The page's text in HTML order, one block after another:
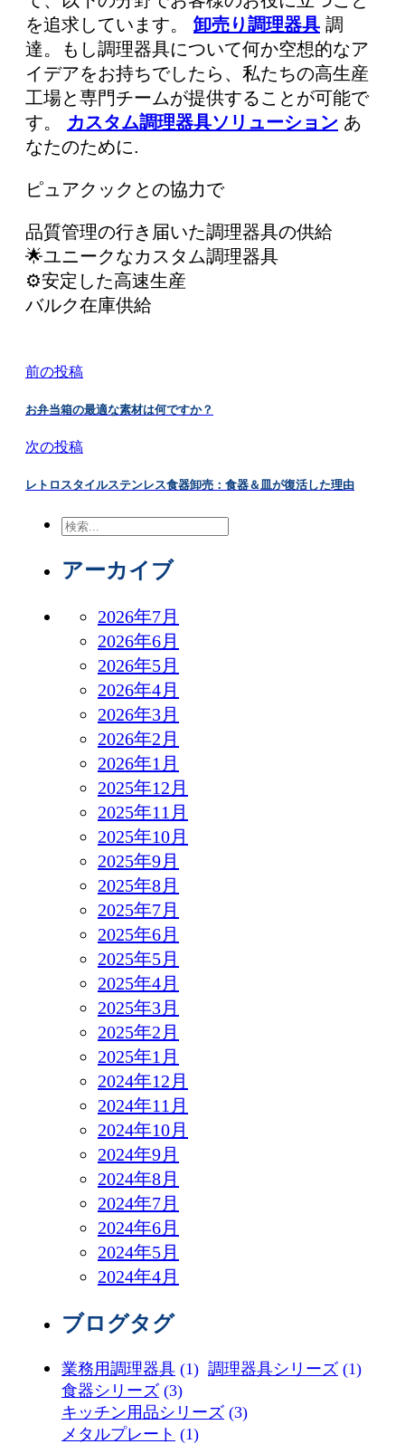
を追求しています。 卸売り調理器具 調
達。もし調理器具について何か空想的なア
イデアをお持ちでしたら、私たちの高生産
工場と専門チームが提供することが可能で
す。 カスタム調理器具ソリューション あ
なたのために.
ピュアクックとの協力で
品質管理の行き届いた調理器具の供給
🌟ユニークなカスタム調理器具
⚙️安定した高速生産
バルク在庫供給
前の投稿
お弁当箱の最適な素材は何ですか？
次の投稿
レトロスタイルステンレス食器卸売：食器＆皿が復活した理由
検
アーカイブ
2026年7月
2026年6月
2026年5月
2026年4月
2026年3月
2026年2月
2026年1月
2025年12月
2025年11月
2025年10月
2025年9月
2025年8月
2025年7月
2025年6月
2025年5月
2025年4月
2025年3月
2025年2月
2025年1月
2024年12月
2024年11月
2024年10月
2024年9月
2024年8月
2024年7月
2024年6月
2024年5月
2024年4月
ブログタグ
業務用調理器具 (1) 調理器具シリーズ (1)
食器シリーズ (3)
キッチン用品シリーズ (3)
メタルプレート (1)